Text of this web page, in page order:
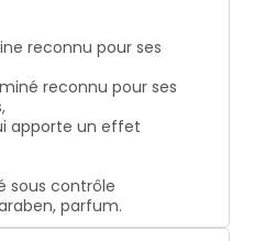
reconnu pour ses
reconnu pour ses
apporte un effet
sous contrôle
parfum.